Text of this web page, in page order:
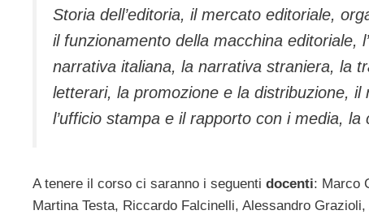
Storia dell’editoria, il mercato editoriale,
il funzionamento della macchina editoriale,
narrativa italiana, la narrativa straniera, la
letterari, la promozione e la distribuzione, il
l’ufficio stampa e il rapporto con i media, la
A tenere il corso ci saranno i seguenti docenti: Marco
Martina Testa, Riccardo Falcinelli, Alessandro